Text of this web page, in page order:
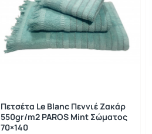
Πετσέτα Le Blanc Πεννιέ Ζακάρ
550gr/m2 PAROS Mint Σώματος
70×140